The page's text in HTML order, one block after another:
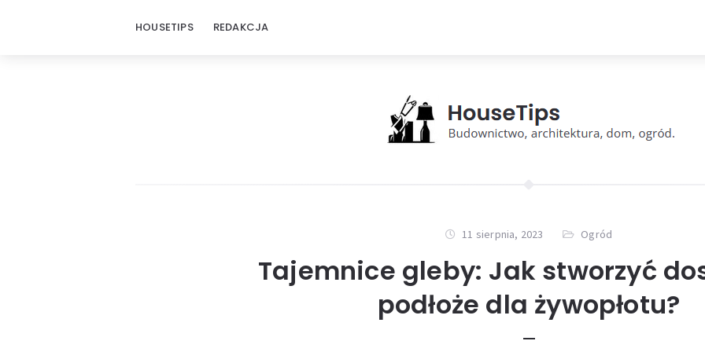
HOUSETIPS REDAKCJA
11 sierpnia, 2023 Ogród
Tajemnice gleby: Jak stworzyć
podłoże dla żywopłotu?